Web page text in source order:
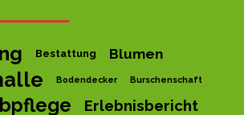
Bestattung Blumen
Bodendecker Burschenschaft
Erlebnisbericht